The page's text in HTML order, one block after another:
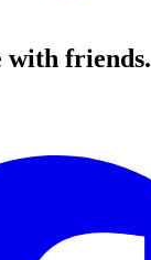
with friends.